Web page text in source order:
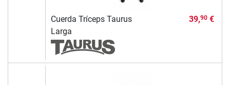
Cuerda Tríceps Taurus
Larga
39,90€